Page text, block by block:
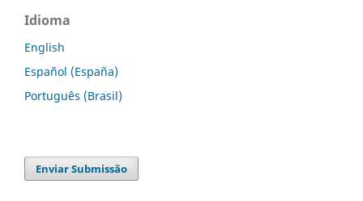
Idioma
English
Español (España)
Português (Brasil)
Enviar Submissão